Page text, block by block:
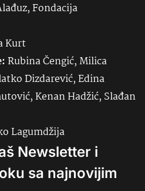
Fondacija
Kurt
Rubina Čengić, Milica
Dizdarević, Edina
Kenan Hadžić, Slađan
Lagumdžija
Newsletter i
sa najnovijim